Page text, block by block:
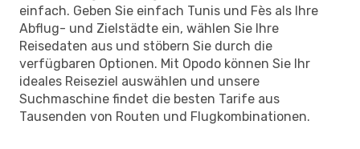
einfach. Geben Sie einfach Tunis und Fès als Ihre
Abflug- und Zielstädte ein, wählen Sie Ihre
Reisedaten aus und stöbern Sie durch die
verfügbaren Optionen. Mit Opodo können Sie Ihr
ideales Reiseziel auswählen und unsere
Suchmaschine findet die besten Tarife aus
Tausenden von Routen und Flugkombinationen.